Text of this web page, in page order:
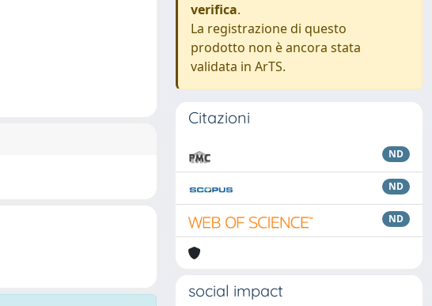
verifica.
La registrazione di questo
prodotto non è ancora stata
validata in ArTS.
Citazioni
ND
ND
ND
social impact